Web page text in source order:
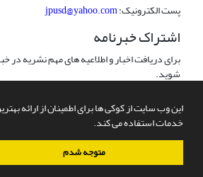
این وب سایت از کوکی ها برای اطمینان از ارائه
خدمات استفاده می کند.
متوجه شدم
پست الکترونیک:jpusd@yahoo.com
اشتراک خبرنامه
برای دریافت اخبار و اطلاعیه های مهم نشریه در
شوید.
سامانه مدیریت نشریات علمی.طراحی و پیاده